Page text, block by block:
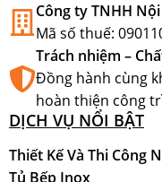
Công ty TNHH
Mã số thuế:
Trách nhiệm –
Đồng hành cùng
hoàn thiện công
DỊCH VỤ NỔI BẬT
Thiết Kế Và Thi Công
Tủ Bếp Inox